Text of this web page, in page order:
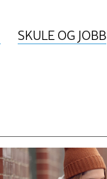
SKULE OG JOBB